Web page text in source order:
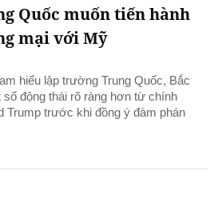
Quốc muốn tiến hành
mại với Mỹ
hiểu lập trường Trung Quốc, Bắc
động thái rõ ràng hơn từ chính
Trump trước khi đồng ý đàm phán